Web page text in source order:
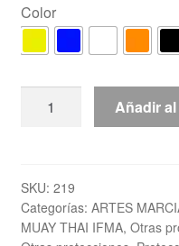
Color
cantidad
Añadir
SKU: 219
Categorías: ARTES
MUAY THAI IFMA, Otras